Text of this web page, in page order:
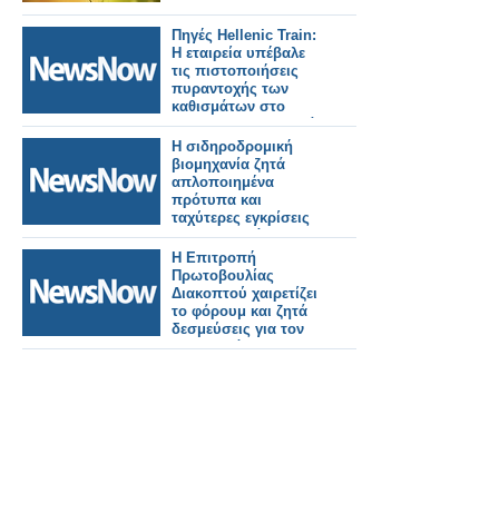
Πηγές Hellenic Train:
H εταιρεία υπέβαλε
τις πιστοποιήσεις
πυραντοχής των
καθισμάτων στo
Intercity 62 που ζητά
η ΡΑΣ
Η σιδηροδρομική
βιομηχανία ζητά
απλοποιημένα
πρότυπα και
ταχύτερες εγκρίσεις
για την επιτάχυνση
της ανάπτυξης του
ERTMS και την
επίτευξη των στόχων
του ΔΕΔ-Μ σε όλη την
Ευρώπη.
Η Επιτροπή
Πρωτοβουλίας
Διακοπτού χαιρετίζει
το φόρουμ και ζητά
δεσμεύσεις για τον
Οδοντωτό.